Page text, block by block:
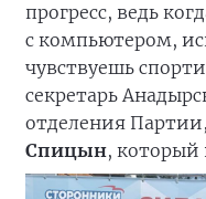
прогресс, ведь
с компьютером,
чувствуешь
секретарь
отделения
Спицын, который